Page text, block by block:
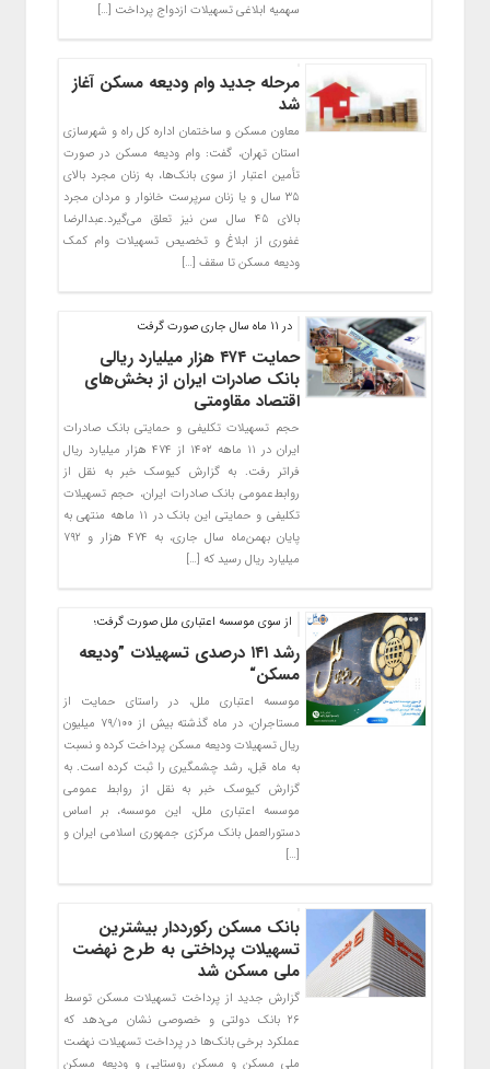
سهمیه ابلاغی تسهیلات ازدواج پرداخت […]
مرحله جدید وام ودیعه مسکن آغاز
شد
معاون مسکن و ساختمان اداره کل راه و شهرسازی
استان تهران، گفت: وام ودیعه مسکن در صورت
تأمین اعتبار از سوی بانک‌ها، به زنان مجرد بالای
۳۵ سال و یا زنان سرپرست خانوار و مردان مجرد
بالای ۴۵ سال سن نیز تعلق می‌گیرد.عبدالرضا
غفوری از ابلاغ و تخصیص تسهیلات وام کمک
ودیعه مسکن تا سقف […]
در 11 ماه سال جاری صورت گرفت
حمایت ۴۷۴ هزار میلیارد ریالی
بانک صادرات ایران از بخش‌های
اقتصاد مقاومتی
​حجم تسهیلات تکلیفی و حمایتی بانک صادرات
ایران در ۱۱ ماهه ۱۴۰۲ از ۴۷۴ هزار میلیارد ریال
فراتر رفت. به گزارش کیوسک خبر به نقل از
روابط‌عمومی بانک صادرات ایران، حجم تسهیلات
تکلیفی و حمایتی این بانک در ۱۱ ماهه منتهی به
پایان بهمن‌ماه سال جاری، به ۴۷۴ هزار و ۷۹۲
میلیارد ریال رسید که […]
از سوی موسسه اعتباری ملل صورت گرفت؛
رشد ۱۴۱ درصدی تسهیلات ”ودیعه
مسکن“
موسسه اعتباری ملل، در راستای حمایت از
مستاجران، در ماه گذشته بیش از ۷۹/۱۰۰ میلیون
ریال تسهیلات ودیعه مسکن پرداخت کرده و نسبت
به ماه قبل، رشد چشمگیری را ثبت کرده است. به
گزارش کیوسک خبر به نقل از روابط عمومی
موسسه اعتباری ملل، این موسسه، بر اساس
دستورالعمل بانک مرکزی جمهوری اسلامی ایران و
[…]
بانک مسکن رکورددار بیشترین
تسهیلات پرداختی به طرح نهضت
ملی مسکن شد
گزارش جدید از پرداخت تسهیلات مسکن توسط
۲۶ بانک دولتی و خصوصی نشان می‌دهد که
عملکرد برخی بانک‌ها در پرداخت تسهیلات نهضت
ملی مسکن و مسکن روستایی و ودیعه مسکن